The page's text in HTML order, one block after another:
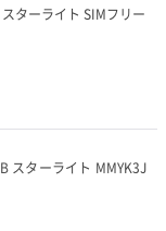
ターライト SIMフリー
スターライト MMYK3J